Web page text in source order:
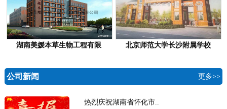
湖南美媛本草生物工程有限 北京师范大学长沙附属学校
公司新闻 更多>>
热烈庆祝湖南省怀化市..